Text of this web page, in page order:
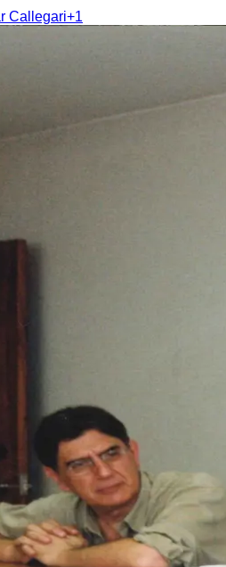
Callegari+1